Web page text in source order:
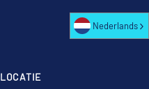
LOCATIE
Nederlands